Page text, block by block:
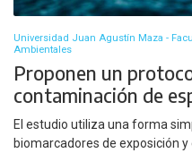
Universidad Juan Agustín Maza -
Ambientales
Proponen un
contaminación de
El estudio utiliza una forma
biomarcadores de exposición